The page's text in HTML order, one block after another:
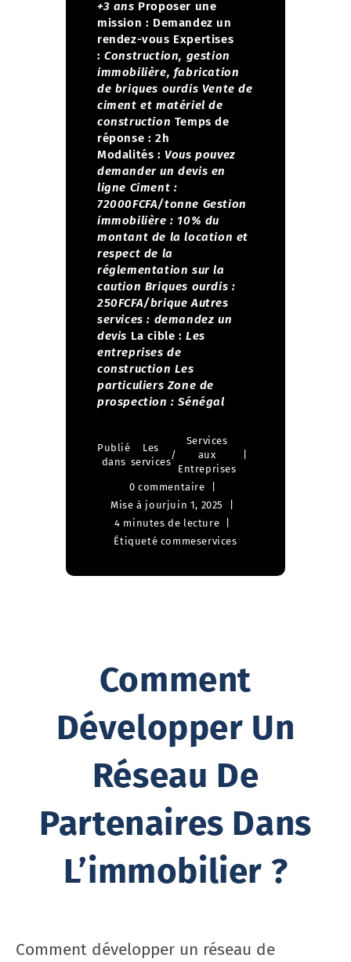
+3 ans Proposer une
mission : Demandez un
rendez-vous Expertises
: Construction, gestion
immobilière, fabrication
de briques ourdis Vente de
ciment et matériel de
construction Temps de
réponse : 2h
Modalités : Vous pouvez
demander un devis en
ligne Ciment :
72000FCFA/tonne Gestion
immobilière : 10% du
montant de la location et
respect de la
réglementation sur la
caution Briques ourdis :
250FCFA/brique Autres
services : demandez un
devis La cible : Les
entreprises de
construction Les
particuliers Zone de
prospection : Sénégal
Publié
dans
Les
services
/
Services
aux
Entreprises
0 commentaire
Mise à jourjuin 1, 2025
4 minutes de lecture
Étiqueté commeservices
Comment
Développer Un
Réseau De
Partenaires Dans
L’immobilier ?
Comment développer un réseau de